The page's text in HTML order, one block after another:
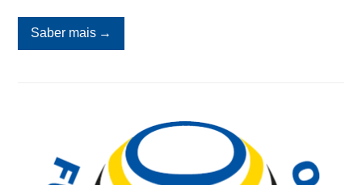
Saber mais →